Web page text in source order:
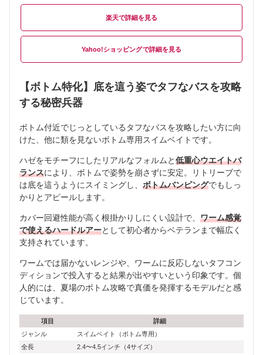
楽天
Yahoo!ショッピング
【ボトム特化】底を這う姿でタフなバスを攻略
する秘密兵器
ボトム付近でじっとしているタフなバスを攻略したい方に向
けた、他に類を見ないボトム専用スイムベイトです。
ハゼをモチーフにしたリアルなフォルムと低重心ウエイトバ
ランスにより、ボトムで姿勢を崩さずに安定。リトリーブで
は底を這うようにスイミングし、 ボトムバンピングでもしっ
かりとアピールします。
カバー回避性能が高く根掛かりしにくい設計で、 ワーム感覚
で使えるハードルアーとして初心者からベテランまで幅広く
支持されています。
ワームでは届かないレンジや、ワームに反応しないタフコン
ディションで投入すると結果が出やすいという印象です。個
人的には、夏場のボトム攻略で真価を発揮するモデルだと感
じています。
項目
詳細
ジャンル
スイムベイト（ボトム専用）
全長
2.4〜4.5インチ（4サイズ）